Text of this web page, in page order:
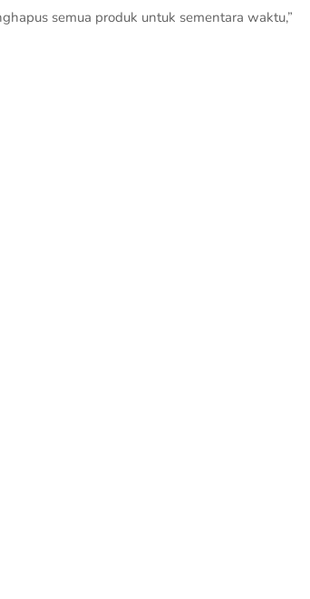
semua produk untuk sementara waktu,”